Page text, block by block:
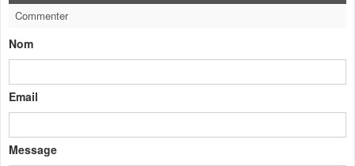
Commenter
Nom
Email
Message